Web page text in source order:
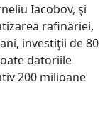
Iacobov, şi
rafinăriei,
investiţii de 80
datoriile
200 milioane